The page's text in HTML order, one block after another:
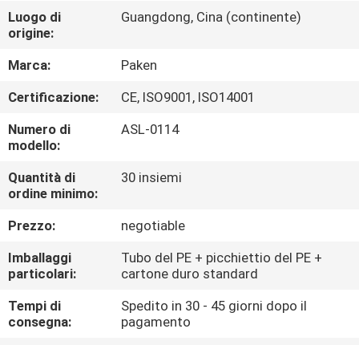
GIRO
DELLA
FABBRICA
CONTROLLO
DI
QUALITÀ
CONTATTICI
RICHIEDA
UNA
CITAZIONE
Luogo di
origine:
Guangdong, Cina (continente)
Marca:
Paken
Certificazione:
CE, ISO9001, ISO14001
Numero di
modello:
ASL-0114
Quantità di
ordine minimo:
30 insiemi
Prezzo:
negotiable
Imballaggi
particolari:
Tubo del PE + picchiettio del PE +
cartone duro standard
Tempi di
consegna:
Spedito in 30 - 45 giorni dopo il
pagamento